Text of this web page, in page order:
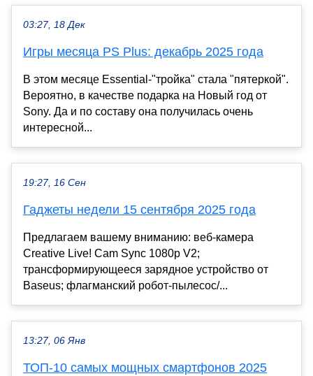
03:27, 18 Дек
Игры месяца PS Plus: декабрь 2025 года
В этом месяце Essential-"тройка" стала "пятеркой".
Вероятно, в качестве подарка на Новый год от
Sony. Да и по составу она получилась очень
интересной...
19:27, 16 Сен
Гаджеты недели 15 сентября 2025 года
Предлагаем вашему вниманию: веб-камера
Creative Live! Cam Sync 1080p V2;
трансформирующееся зарядное устройство от
Baseus; флагманский робот-пылесос/...
13:27, 06 Янв
ТОП-10 самых мощных смартфонов 2025